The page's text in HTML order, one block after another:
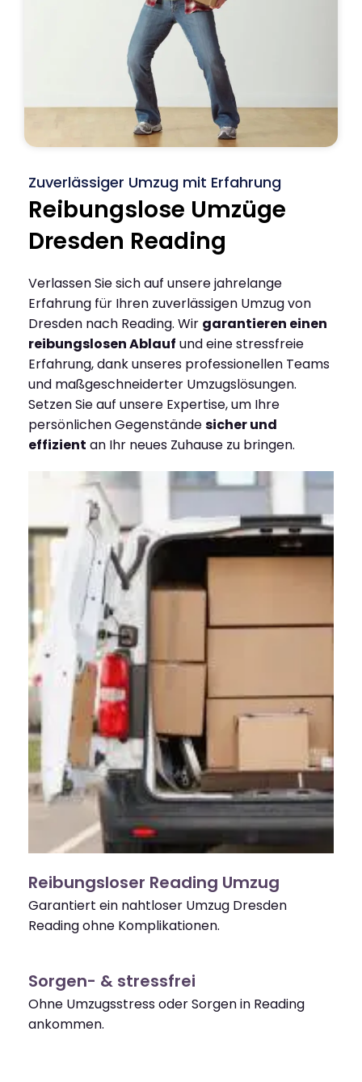
Zuverlässiger Umzug mit Erfahrung
Reibungslose Umzüge
Dresden Reading
Verlassen Sie sich auf unsere jahrelange
Erfahrung für Ihren zuverlässigen Umzug von
Dresden nach Reading. Wir garantieren einen
reibungslosen Ablauf und eine stressfreie
Erfahrung, dank unseres professionellen Teams
und maßgeschneiderter Umzugslösungen.
Setzen Sie auf unsere Expertise, um Ihre
persönlichen Gegenständesicher und
effizient an Ihr neues Zuhause zu bringen.
Reibungsloser Reading Umzug
Garantiert ein nahtloser Umzug Dresden
Reading ohne Komplikationen.
Sorgen- & stressfrei
Ohne Umzugsstress oder Sorgen in Reading
ankommen.